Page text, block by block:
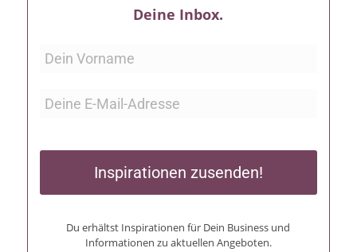
Deine Inbox.
Inspirationen zusenden!
Du erhältst Inspirationen für Dein Business und
Informationen zu aktuellen Angeboten.